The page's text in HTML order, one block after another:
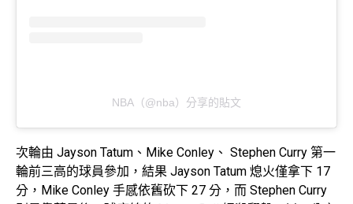
NBA（@nba）分享的貼文
次輪由 Jayson Tatum、Mike Conley、 Stephen Curry 第一
輪前三高的球員參加，結果 Jayson Tatum 熄火僅拿下 17
分，Mike Conley 手感依舊砍下 27 分，而 Stephen Curry